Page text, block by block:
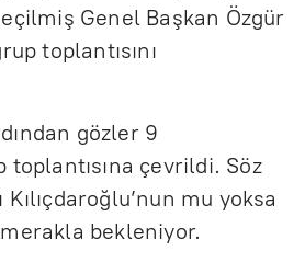
Genel Başkan Özgür
toplantısını
gözler 9
toplantısına çevrildi. Söz
mu yoksa
merakla bekleniyor.